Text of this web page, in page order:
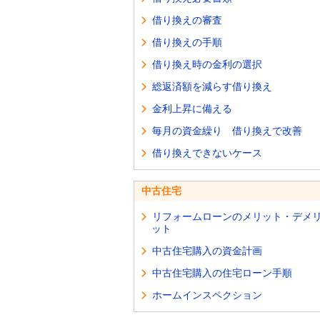
借り換えの審査
借り換えの手順
借り換え時の金利の選択
総返済額を減らす借り換え
金利上昇に備える
毎月の資金繰り 借り換えで改善
借り換えできないケース
中古住宅
リフォームローンのメリット・デメ
ット
中古住宅購入の資金計画
中古住宅購入の住宅ローン手順
ホームインスペクション